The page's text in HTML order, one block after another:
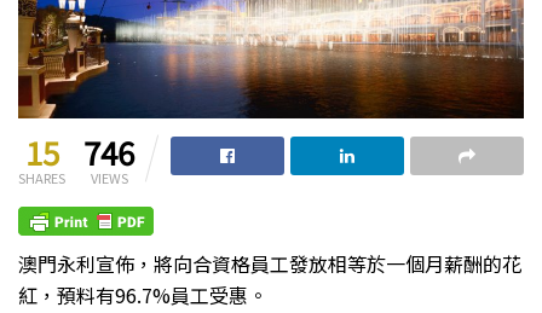
15
SHARES
746
VIEWS
澳門永利宣佈，將向合資格員工發放相等於一個月薪酬的花
紅，預料有96.7%員工受惠。